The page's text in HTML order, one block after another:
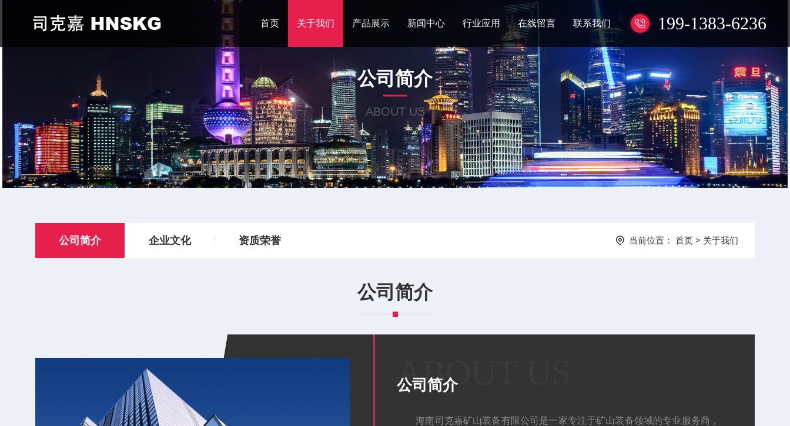
199-1383-6236
首页 关于我们 产品展示 新闻中心 行业应用 在线留言 联系我们
公司简介
ABOUT US
公司简介 企业文化 资质荣誉 当前位置： 首页 > 关于我们
公司简介
ABOUT US
公司简介
海南司克嘉矿山装备有限公司是一家专注于矿山装备领域的专业服务商，